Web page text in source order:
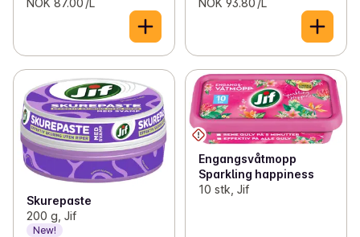
Skurepaste
200 g, Jif
New!
Engangsvåtmopp
Sparkling happiness
10 stk, Jif